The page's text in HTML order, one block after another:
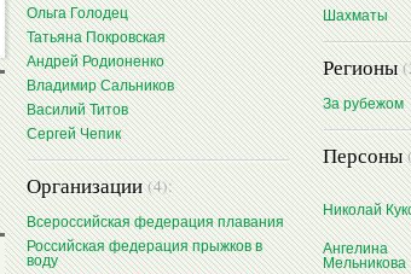
Ольга Голодец
Татьяна Покровская
Андрей Родионенко
Владимир Сальников
Василий Титов
Сергей Чепик
Организации(4):
Всероссийская федерация плавания
Российская федерация прыжков в
воду
Шахматы
Регионы
За рубежом
Персоны
Николай
Ангелина
Мельникова